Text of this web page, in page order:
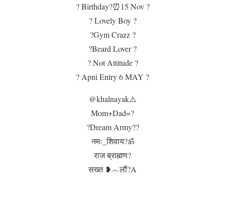
? Birthday?⏰15 Nov ?
? Lovely Boy ?
?Gym Crazz ?
?Beard Lover ?
? Not Attitude ?
? Apni Entry 6 MAY ?
@khalnayak⚠️
Mom+Dad=?
?Dream Army??
नमः_शिवाय?ॐ
राज ब्राह्मण?
सख्त ❥︵लौं?A